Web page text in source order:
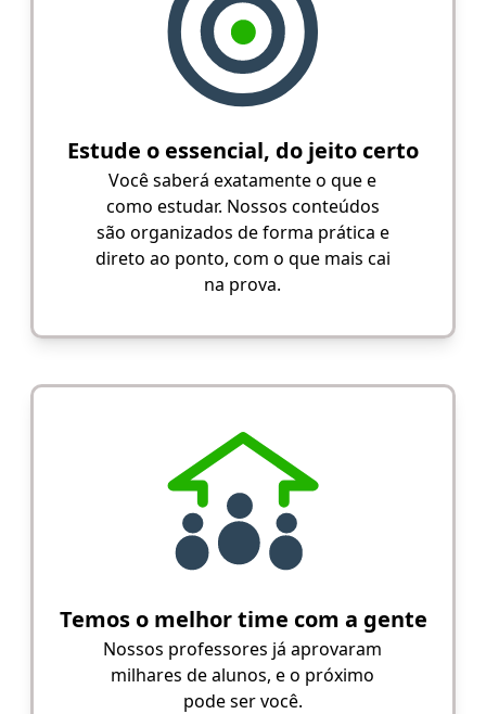
Estude o essencial, do jeito certo
Você saberá exatamente o que e
como estudar. Nossos conteúdos
são organizados de forma prática e
direto ao ponto, com o que mais cai
na prova.
Temos o melhor time com a gente
Nossos professores já aprovaram
milhares de alunos, e o próximo
pode ser você.